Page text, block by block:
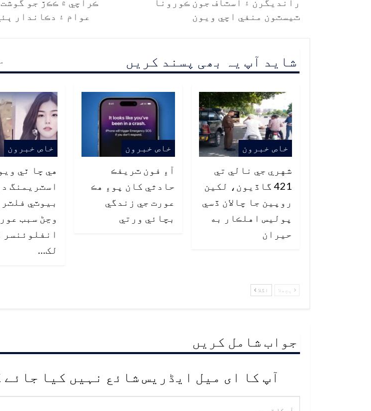
ٽيسٽون منفي اچي ويون
عوام ۽ دڪاندار
شاید آپ یہ بھی پسند کریں
خاص خبرون
شهري جي نالي تي
421 گاڏيون، لکين
روپين جا چالان ڏسي
پوليس اهلڪار به
حيران
خاص خبرون
آءِ فون ٽريفڪ
حادثي کان پوءِ هڪ
عورت جي زندگي
بچائي ورتي
خاص خبرون
هي ڇا ٿي
اسٽريمنگ
بيوٽي
وڃڻ سبب
انفلوئنسر
لک…
پچھلا اگلا
جواب شامل کریں
آپ کا ای میل ایڈریس شائع نہیں کیا جائے